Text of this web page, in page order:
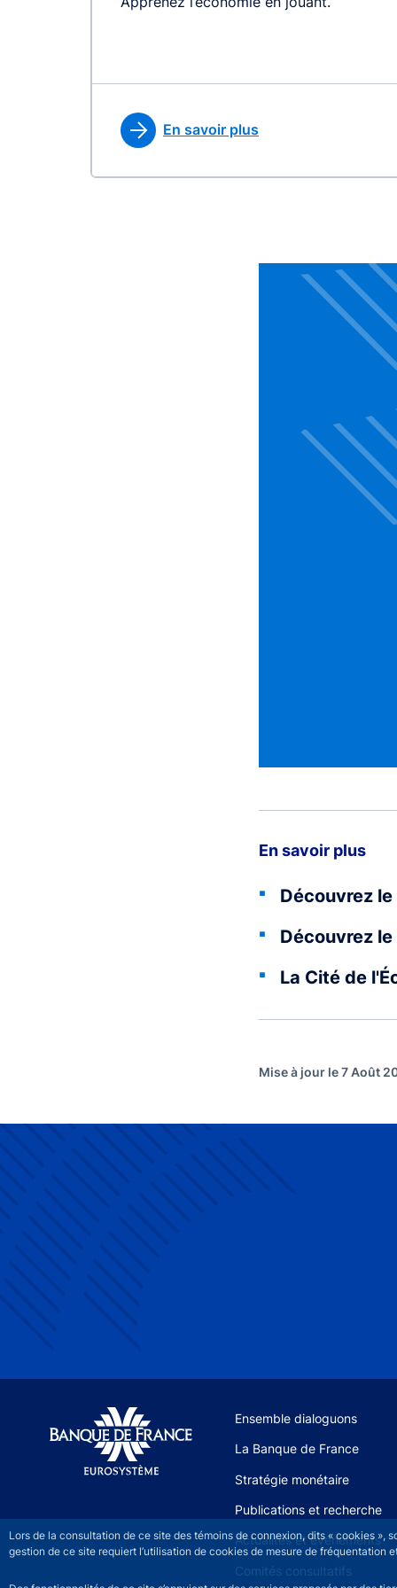
Lors de la consultation de ce site des témoins de connexion, dits « cookies
gestion de ce site requiert l’utilisation de cookies de mesure de
En savoir plus
En savoir plus
Découvrez
Découvrez
La Cité de
Mise à jour le 7 Août
Site navigation
Ensemble dialoguons
La Banque de France
Stratégie monétaire
Publications et recherche
Actualités et événements
Comités consultatifs